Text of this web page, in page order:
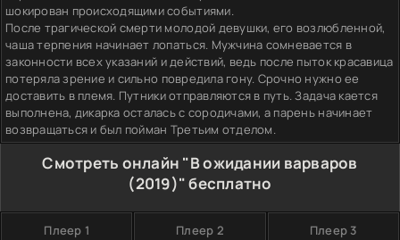
шокирован происходящими событиями.
После трагической смерти молодой девушки, его возлюбленной,
чаша терпения начинает лопаться. Мужчина сомневается в
законности всех указаний и действий, ведь после пыток красавица
потеряла зрение и сильно повредила гону. Срочно нужно ее
доставить в племя. Путники отправляются в путь. Задача кается
выполнена, дикарка осталась с сородичами, а парень начинает
возвращаться и был пойман Третьим отделом.
Смотреть онлайн "В ожидании варваров
(2019)" бесплатно
Плеер 1 Плеер 2 Плеер 3